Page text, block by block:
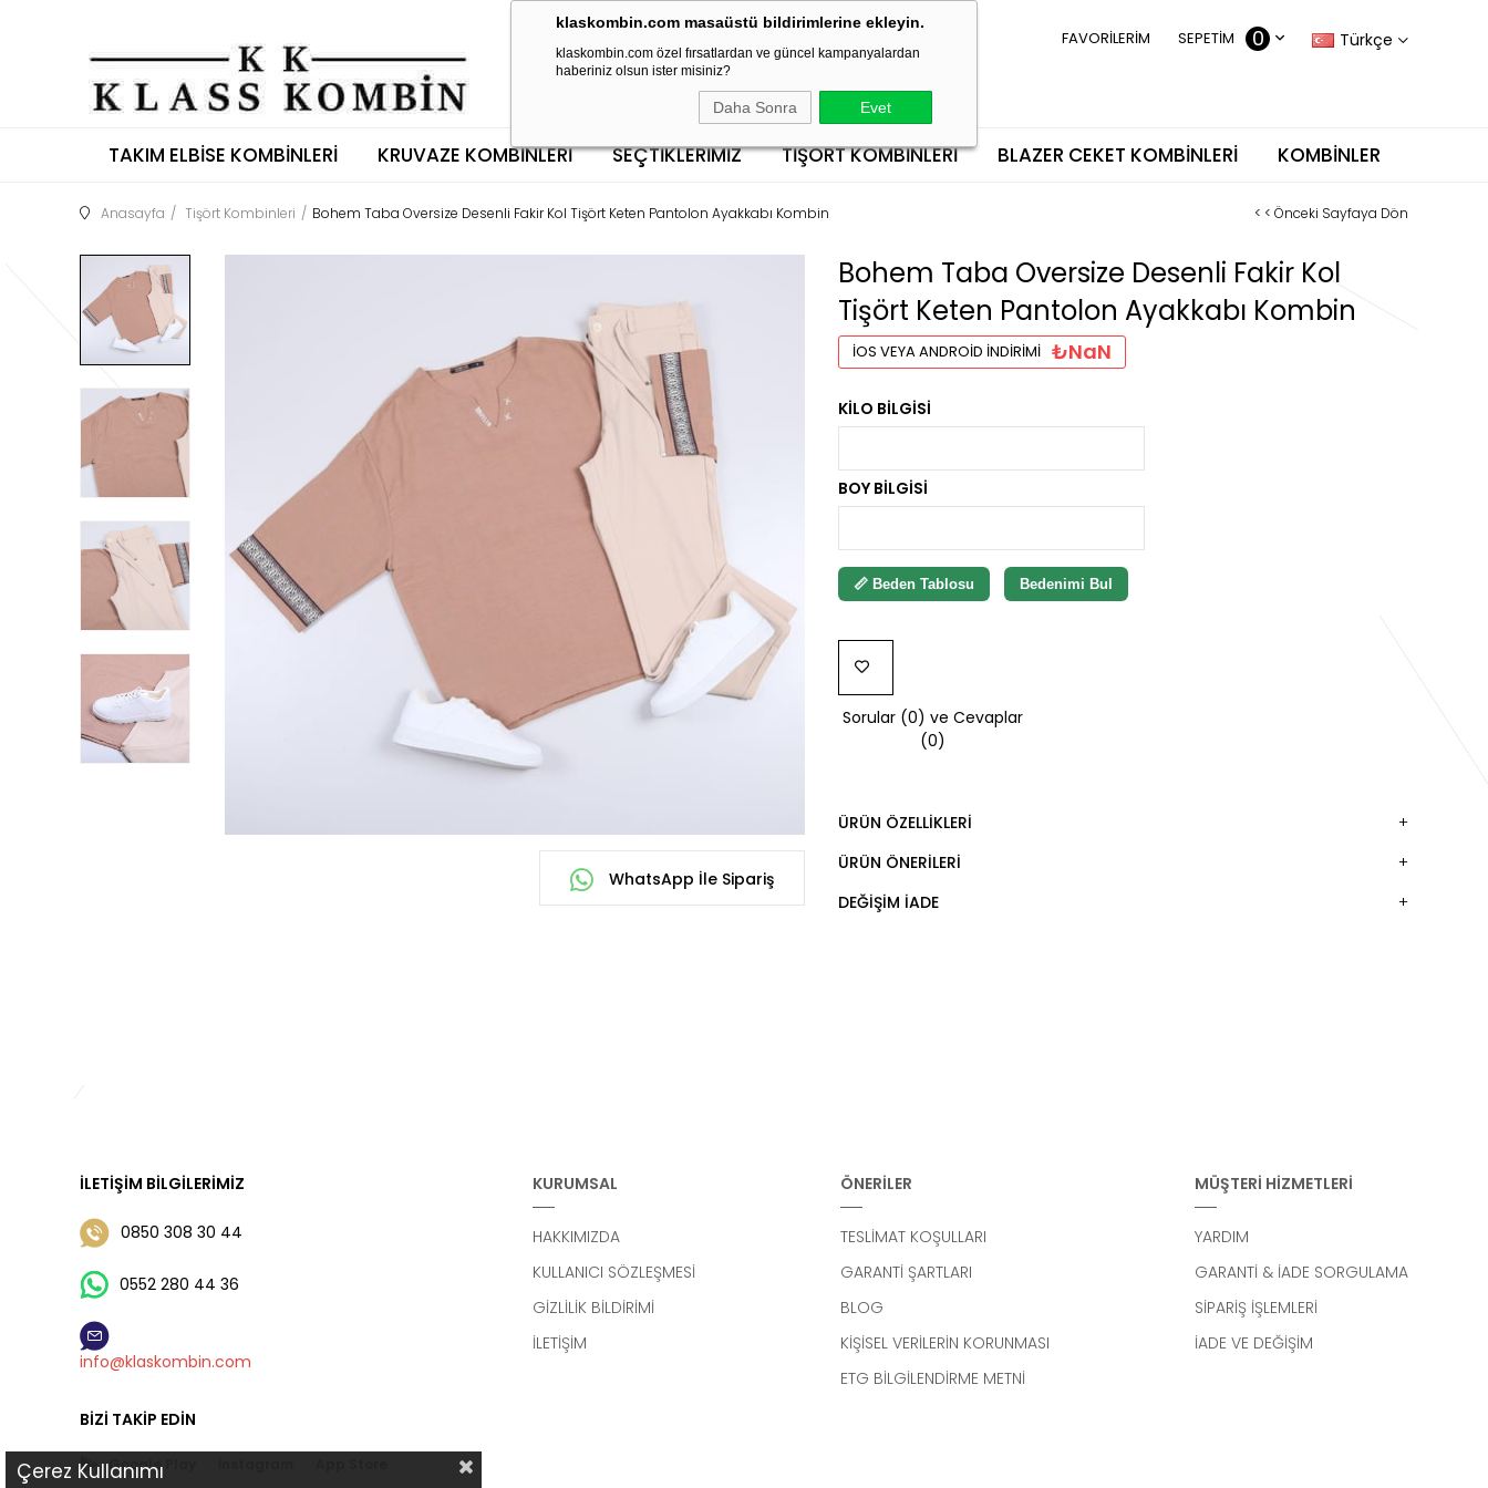
klaskombin.com masaüstü bildirimlerine ekleyin.
klaskombin.com özel fırsatlardan ve güncel kampanyalardan
haberiniz olsun ister misiniz?
Daha Sonra Evet
Türkçe
SEPETIM 0
FAVORILERIM
TAKIM ELBISE KOMBINLERI KRUVAZE KOMBINLERI SEÇTİKLERİMİZ TIŞÖRT KOMBINLERI BLAZER CEKET KOMBINLERI KOMBINLER
Anasayfa Tişört Kombinleri Bohem Taba Oversize Desenli Fakir Kol Tişört Keten Pantolon Ayakkabı Kombin < < Önceki Sayfaya Dön
WhatsApp İle Sipariş
Bohem Taba Oversize Desenli Fakir Kol
Tişört Keten Pantolon Ayakkabı Kombin
İOS VEYA ANDROID İNDIRIMI ₺NaN
KILO BILGISI
BOY BILGISI
📏 Beden Tablosu Bedenimi Bul
FAVORILERE
EKLE
Sorular (0) ve Cevaplar
(0)
ÜRÜN ÖZELLIKLERI
ÜRÜN ÖNERILERI
DEĞIŞIM İADE
İLETIŞIM BILGILERIMIZ
0850 308 30 44
0552 280 44 36
info@klaskombin.com
BIZI TAKIP EDIN
Google Play
KURUMSAL
HAKKIMIZDA
KULLANICI SÖZLEŞMESİ
GİZLİLİK BİLDİRİMİ
İLETİŞİM
ÖNERİLER
TESLİMAT KOŞULLARI
GARANTİ ŞARTLARI
BLOG
KİŞİSEL VERİLERİN KORUNMASI
ETG BİLGİLENDİRME METNİ
MÜŞTERİ HİZMETLERİ
YARDIM
GARANTİ & İADE SORGULAMA
SİPARİŞ İŞLEMLERİ
İADE VE DEĞİŞİM
Çerez Kullanımı